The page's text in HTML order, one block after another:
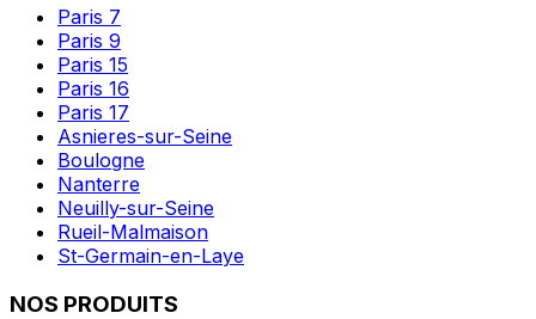
Paris 7
Paris 9
Paris 15
Paris 16
Paris 17
Asnieres-sur-Seine
Boulogne
Nanterre
Neuilly-sur-Seine
Rueil-Malmaison
St-Germain-en-Laye
NOS PRODUITS